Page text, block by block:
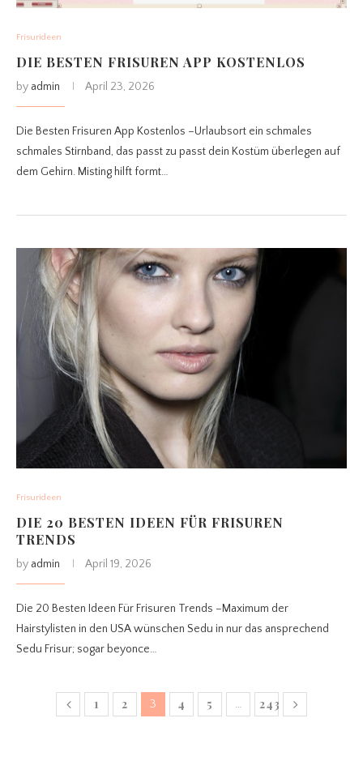
Frisurideen
DIE BESTEN FRISUREN APP KOSTENLOS
by admin April 23, 2026
Die Besten Frisuren App Kostenlos –Urlaubsort ein schmales
schmales Stirnband, das passt zu passt dein Kostüm überlegen auf
dem Gehirn. Misting hilft formt…
Frisurideen
DIE 20 BESTEN IDEEN FÜR FRISUREN
TRENDS
by admin April 19, 2026
Die 20 Besten Ideen Für Frisuren Trends –Maximum der
Hairstylisten in den USA wünschen Sedu in nur das ansprechend
Sedu Frisur; sogar beyonce…
1 2 3 4 5 … 243